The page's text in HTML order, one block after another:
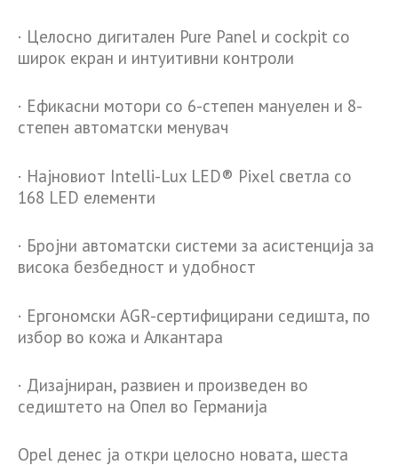
· Целосно дигитален Pure Panel и cockpit со
широк екран и интуитивни контроли
· Ефикасни мотори со 6-степен мануелен и 8-
степен автоматски менувач
· Најновиот Intelli-Lux LED® Pixel светла со
168 LED елементи
· Бројни автоматски системи за асистенција за
висока безбедност и удобност
· Ергономски AGR-сертифицирани седишта, по
избор во кожа и Алкантара
· Дизајниран, развиен и произведен во
седиштето на Опел во Германија
Opel денес ја откри целосно новата, шеста